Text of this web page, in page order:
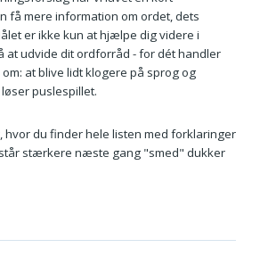
få mere information om ordet, dets
er ikke kun at hjælpe dig videre i
at udvide dit ordforråd - for dét handler
at blive lidt klogere på sprog og
puslespillet.
du finder hele listen med forklaringer
stærkere næste gang "smed" dukker